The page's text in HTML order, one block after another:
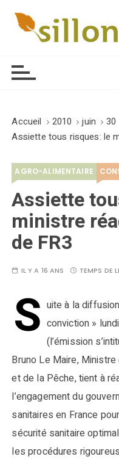
Accueil 2010 juin
30
Assiette tous risques: le
AGRO-ALIMENTAIRE
Assiette
ministre
de FR3
IL Y A 16 ANS TEMPS DE
S uite à la
conviction »
(l’émission
Bruno Le Maire, Ministre
et de la Pêche, tient à
l’engagement du
sanitaires en France
sécurité sanitaire
les procédures